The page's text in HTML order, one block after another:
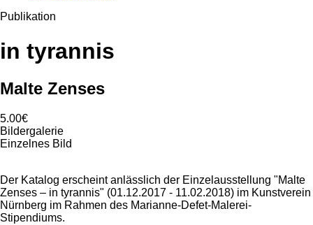
Publikation
in tyrannis
Malte Zenses
5.00€
Bildergalerie
Einzelnes Bild
Der Katalog erscheint anlässlich der Einzelausstellung "Malte
Zenses – in tyrannis" (01.12.2017 - 11.02.2018) im Kunstverein
Nürnberg im Rahmen des Marianne-Defet-Malerei-
Stipendiums.